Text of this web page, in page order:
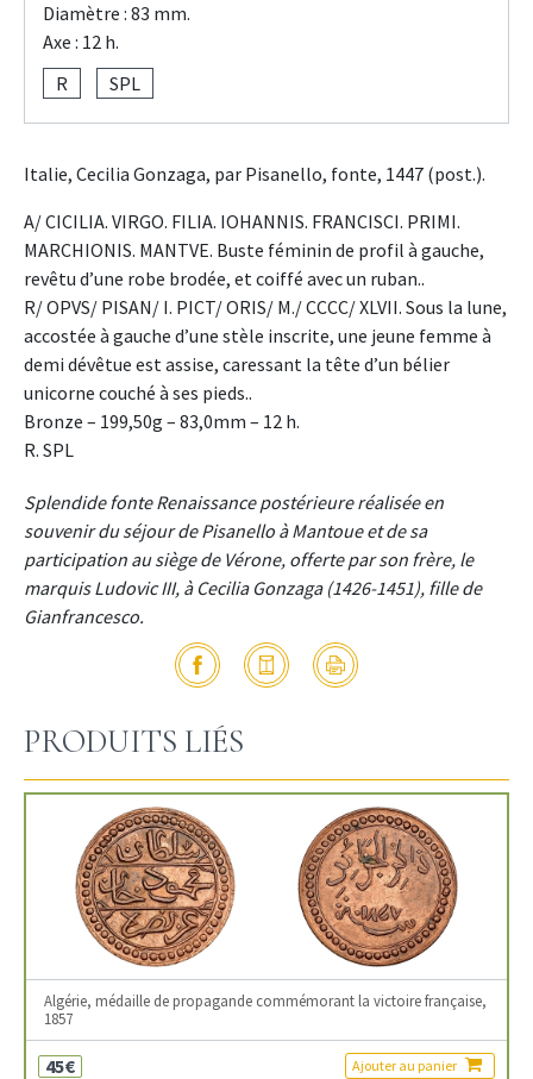
Diamètre : 83 mm.
Axe : 12 h.
R
SPL
Italie, Cecilia Gonzaga, par Pisanello, fonte, 1447 (post.).
A/ CICILIA. VIRGO. FILIA. IOHANNIS. FRANCISCI. PRIMI.
MARCHIONIS. MANTVE. Buste féminin de profil à gauche,
revêtu d’une robe brodée, et coiffé avec un ruban..
R/ OPVS/ PISAN/ I. PICT/ ORIS/ M./ CCCC/ XLVII. Sous la lune,
accostée à gauche d’une stèle inscrite, une jeune femme à
demi dévêtue est assise, caressant la tête d’un bélier
unicorne couché à ses pieds..
Bronze – 199,50g – 83,0mm – 12 h.
R. SPL
Splendide fonte Renaissance postérieure réalisée en
souvenir du séjour de Pisanello à Mantoue et de sa
participation au siège de Vérone, offerte par son frère, le
marquis Ludovic III, à Cecilia Gonzaga (1426-1451), fille de
Gianfrancesco.
PRODUITS LIÉS
Algérie, médaille de propagande commémorant la victoire française,
1857
45€ Ajouter au panier